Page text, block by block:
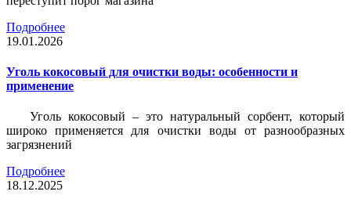
Подробнее
19.01.2026
Уголь кокосовый для очистки воды: особенности и
применение
Уголь кокосовый – это натуральный сорбент, который
широко применяется для очистки воды от разнообразных
загрязнений
Подробнее
18.12.2025